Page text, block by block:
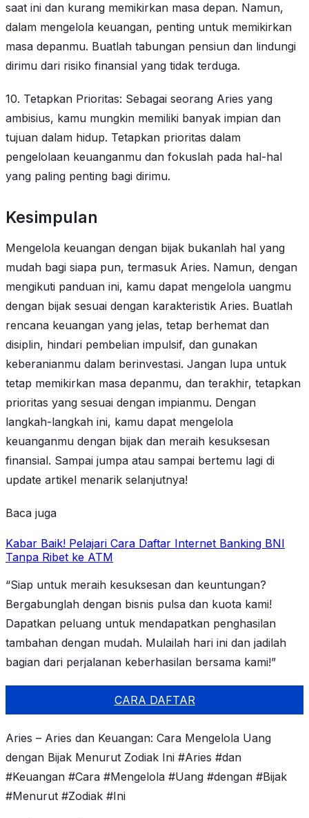
saat ini dan kurang memikirkan masa depan. Namun,
dalam mengelola keuangan, penting untuk memikirkan
masa depanmu. Buatlah tabungan pensiun dan lindungi
dirimu dari risiko finansial yang tidak terduga.
10. Tetapkan Prioritas: Sebagai seorang Aries yang
ambisius, kamu mungkin memiliki banyak impian dan
tujuan dalam hidup. Tetapkan prioritas dalam
pengelolaan keuanganmu dan fokuslah pada hal-hal
yang paling penting bagi dirimu.
Kesimpulan
Mengelola keuangan dengan bijak bukanlah hal yang
mudah bagi siapa pun, termasuk Aries. Namun, dengan
mengikuti panduan ini, kamu dapat mengelola uangmu
dengan bijak sesuai dengan karakteristik Aries. Buatlah
rencana keuangan yang jelas, tetap berhemat dan
disiplin, hindari pembelian impulsif, dan gunakan
keberanianmu dalam berinvestasi. Jangan lupa untuk
tetap memikirkan masa depanmu, dan terakhir, tetapkan
prioritas yang sesuai dengan impianmu. Dengan
langkah-langkah ini, kamu dapat mengelola
keuanganmu dengan bijak dan meraih kesuksesan
finansial. Sampai jumpa atau sampai bertemu lagi di
update artikel menarik selanjutnya!
Baca juga
Kabar Baik! Pelajari Cara Daftar Internet Banking BNI
Tanpa Ribet ke ATM
“Siap untuk meraih kesuksesan dan keuntungan?
Bergabunglah dengan bisnis pulsa dan kuota kami!
Dapatkan peluang untuk mendapatkan penghasilan
tambahan dengan mudah. Mulailah hari ini dan jadilah
bagian dari perjalanan keberhasilan bersama kami!”
CARA DAFTAR
Aries – Aries dan Keuangan: Cara Mengelola Uang
dengan Bijak Menurut Zodiak Ini #Aries #dan
#Keuangan #Cara #Mengelola #Uang #dengan #Bijak
#Menurut #Zodiak #Ini